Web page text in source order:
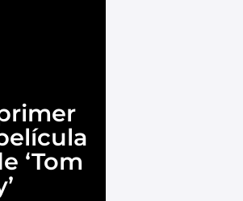
‘Tom